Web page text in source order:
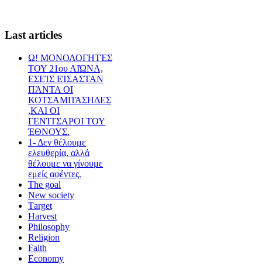
Last articles
Ω! ΜΟΝΟΛΟΓΗΤΈΣ
ΤΟΥ 21ου ΑΙΏΝΑ,
ΕΣΕΊΣ ΕΊΣΑΣΤΑΝ
ΠΆΝΤΑ ΟΙ
ΚΟΤΣΑΜΠΆΣΗΔΕΣ
,ΚΑΙ ΟΙ
ΓΕΝΊΤΣΑΡΟΙ ΤΟΥ
ΈΘΝΟΥΣ.
1- Δεν θέλουμε
ελευθερία, αλλά
θέλουμε να γίνουμε
εμείς αφέντες.
The goal
New society
Τarget
Harvest
Philosophy
Religion
Faith
Economy